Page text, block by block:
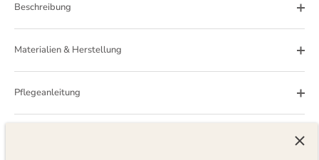
Beschreibung
Materialien & Herstellung
Pflegeanleitung